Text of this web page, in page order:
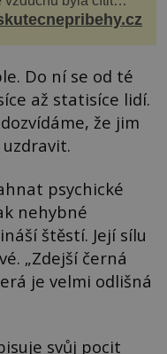
opřel ví...
Do ní se od té
až statisíce lidí.
že jim
psychické
nehybné
štěstí. Její sílu
„Zdejší černá
je velmi odlišná
svůj pocit